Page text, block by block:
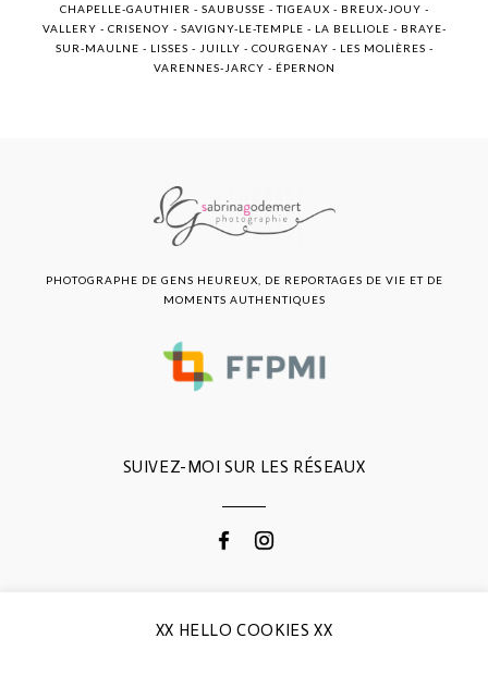
CHAPELLE-GAUTHIER - SAUBUSSE - TIGEAUX - BREUX-JOUY -
VALLERY - CRISENOY - SAVIGNY-LE-TEMPLE - LA BELLIOLE - BRAYE-
SUR-MAULNE - LISSES - JUILLY - COURGENAY - LES MOLIÈRES -
VARENNES-JARCY - ÉPERNON
SUIVEZ-MOI SUR LES RÉSEAUX
PHOTOGRAPHE DE GENS HEUREUX, DE REPORTAGES DE VIE ET DE
MOMENTS AUTHENTIQUES
CONTACTEZ-MOI
XX HELLO COOKIES XX